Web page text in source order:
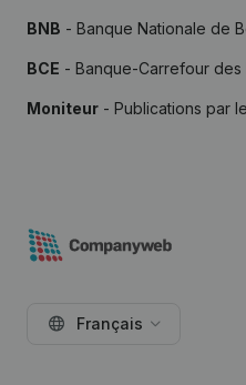
BNB - Banque Nationale de
BCE - Banque-Carrefour des
Moniteur - Publications par
Français